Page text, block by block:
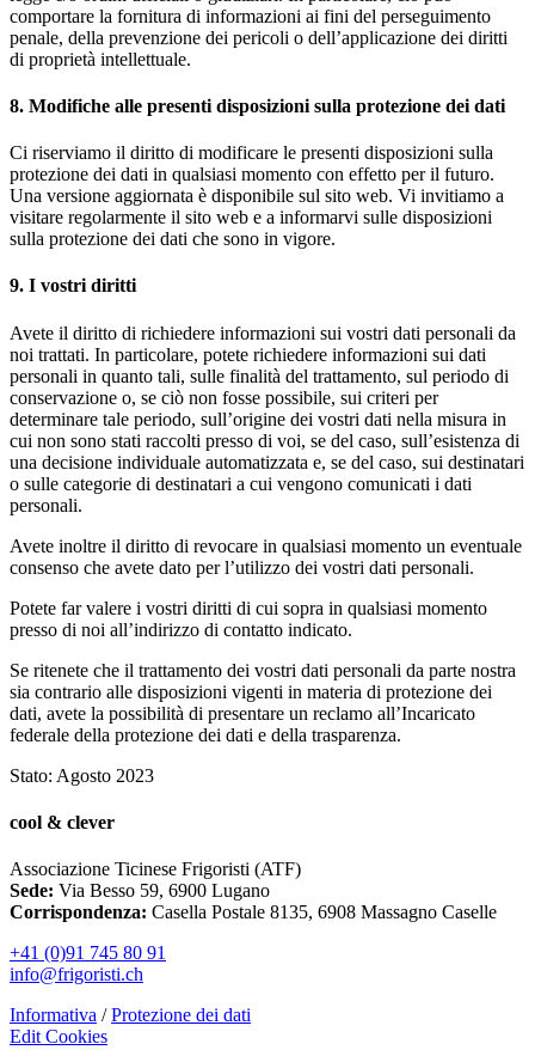
comportare la fornitura di informazioni ai fini del perseguimento
penale, della prevenzione dei pericoli o dell’applicazione dei diritti
di proprietà intellettuale.
8. Modifiche alle presenti disposizioni sulla protezione dei dati
Ci riserviamo il diritto di modificare le presenti disposizioni sulla
protezione dei dati in qualsiasi momento con effetto per il futuro.
Una versione aggiornata è disponibile sul sito web. Vi invitiamo a
visitare regolarmente il sito web e a informarvi sulle disposizioni
sulla protezione dei dati che sono in vigore.
9. I vostri diritti
Avete il diritto di richiedere informazioni sui vostri dati personali da
noi trattati. In particolare, potete richiedere informazioni sui dati
personali in quanto tali, sulle finalità del trattamento, sul periodo di
conservazione o, se ciò non fosse possibile, sui criteri per
determinare tale periodo, sull’origine dei vostri dati nella misura in
cui non sono stati raccolti presso di voi, se del caso, sull’esistenza di
una decisione individuale automatizzata e, se del caso, sui destinatari
o sulle categorie di destinatari a cui vengono comunicati i dati
personali.
Avete inoltre il diritto di revocare in qualsiasi momento un eventuale
consenso che avete dato per l’utilizzo dei vostri dati personali.
Potete far valere i vostri diritti di cui sopra in qualsiasi momento
presso di noi all’indirizzo di contatto indicato.
Se ritenete che il trattamento dei vostri dati personali da parte nostra
sia contrario alle disposizioni vigenti in materia di protezione dei
dati, avete la possibilità di presentare un reclamo all’Incaricato
federale della protezione dei dati e della trasparenza.
Stato: Agosto 2023
cool & clever
Associazione Ticinese Frigoristi (ATF)
Sede: Via Besso 59, 6900 Lugano
Corrispondenza: Casella Postale 8135, 6908 Massagno Caselle
+41 (0)91 745 80 91
info@frigoristi.ch
Informativa /Protezione dei dati
Edit Cookies